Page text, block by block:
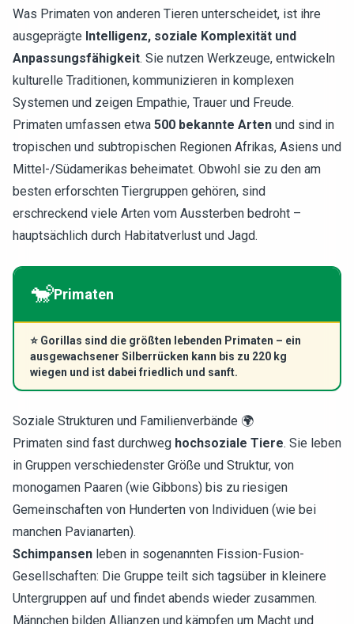
Was Primaten von anderen Tieren unterscheidet, ist ihre
ausgeprägte Intelligenz, soziale Komplexität und
Anpassungsfähigkeit. Sie nutzen Werkzeuge, entwickeln
kulturelle Traditionen, kommunizieren in komplexen
Systemen und zeigen Empathie, Trauer und Freude.
Primaten umfassen etwa 500 bekannte Arten und sind in
tropischen und subtropischen Regionen Afrikas, Asiens und
Mittel-/Südamerikas beheimatet. Obwohl sie zu den am
besten erforschten Tiergruppen gehören, sind
erschreckend viele Arten vom Aussterben bedroht –
hauptsächlich durch Habitatverlust und Jagd.
🐒Primaten
⭐ Gorillas sind die größten lebenden Primaten – ein
ausgewachsener Silberrücken kann bis zu 220 kg
wiegen und ist dabei friedlich und sanft.
Soziale Strukturen und Familienverbände 🌍
Primaten sind fast durchweg hochsoziale Tiere. Sie leben
in Gruppen verschiedenster Größe und Struktur, von
monogamen Paaren (wie Gibbons) bis zu riesigen
Gemeinschaften von Hunderten von Individuen (wie bei
manchen Pavianarten).
Schimpansen leben in sogenannten Fission-Fusion-
Gesellschaften: Die Gruppe teilt sich tagsüber in kleinere
Untergruppen auf und findet abends wieder zusammen.
Männchen bilden Allianzen und kämpfen um Macht und